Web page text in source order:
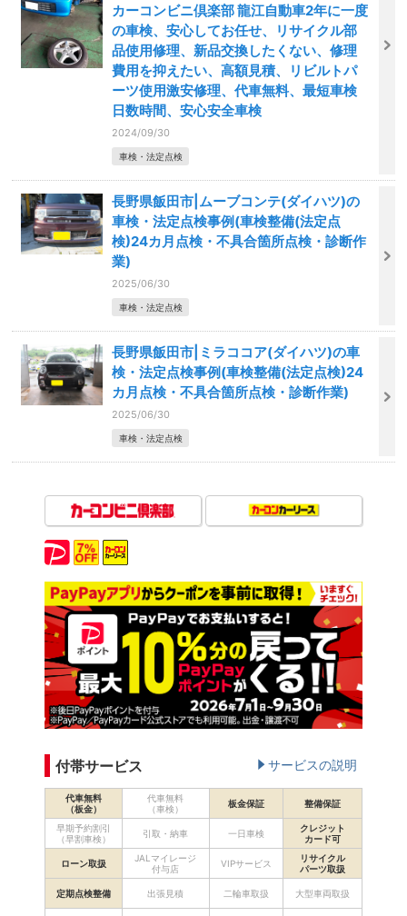
カーコンビニ倶楽部 龍江自動車2年に一度
の車検、安心してお任せ、リサイクル部
品使用修理、新品交換したくない、修理
費用を抑えたい、高額見積、リビルトパ
ーツ使用激安修理、代車無料、最短車検
日数時間、安心安全車検
2024/09/30
車検・法定点検
長野県飯田市|ムーブコンテ(ダイハツ)の
車検・法定点検事例(車検整備(法定点
検)24カ月点検・不具合箇所点検・診断作
業)
2025/06/30
車検・法定点検
長野県飯田市|ミラココア(ダイハツ)の車
検・法定点検事例(車検整備(法定点検)24
カ月点検・不具合箇所点検・診断作業)
2025/06/30
車検・法定点検
付帯サービス サービスの説明
代車無料
（板金）
代車無料
（車検）
板金保証 整備保証
早期予約割引
（早割車検）
引取・納車 一日車検
クレジット
カード可
ローン取扱
JALマイレージ
付与店
VIPサービス
リサイクル
パーツ取扱
定期点検整備 出張見積 二輪車取扱 大型車両取扱